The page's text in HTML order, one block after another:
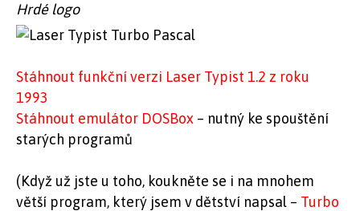
Hrdé logo
Stáhnout funkční verzi Laser Typist 1.2 z roku
1993
Stáhnout emulátor DOSBox – nutný ke spouštění
starých programů
(Když už jste u toho, koukněte se i na mnohem
větší program, který jsem v dětství napsal – Turbo